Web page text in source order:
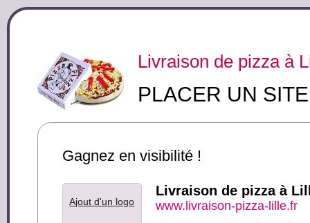
Livraison de pizza à
PLACER UN
Gagnez en visibilité !
Ajout d'un logo
Livraison de pizza à
www.livraison-pizza-lille.fr